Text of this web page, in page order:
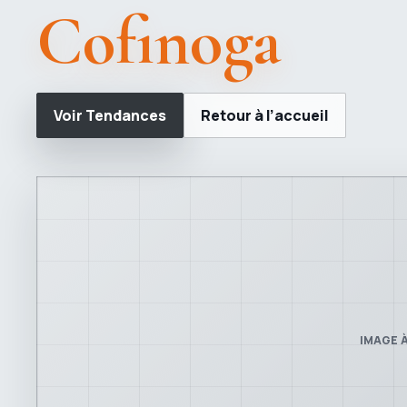
Cofinoga
Voir Tendances Retour à l’accueil
IMAGE